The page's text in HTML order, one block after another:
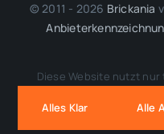
© 2011 - 2026 Brickania
gesponsert noch
unabhängige Projekte ohne
Diese Website nutzt
Alles Klar Alle